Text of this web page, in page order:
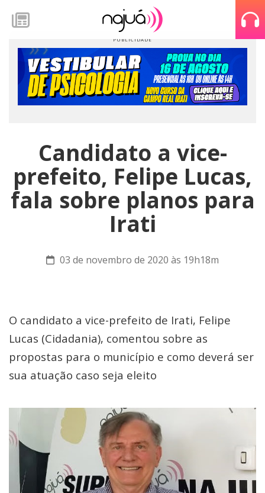
Candidato a vice-
prefeito, Felipe Lucas,
fala sobre planos para
Irati
03 de novembro de 2020 às 19h18m
O candidato a vice-prefeito de Irati, Felipe
Lucas (Cidadania), comentou sobre as
propostas para o município e como deverá ser
sua atuação caso seja eleito